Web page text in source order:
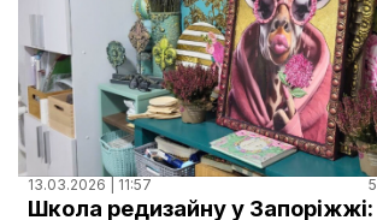
Slow news
Місто
Про нас
Редакційна політика
Правила використання матеріалів
13.03.2026 | 11:57
Школа редизайну у Запоріжжі: